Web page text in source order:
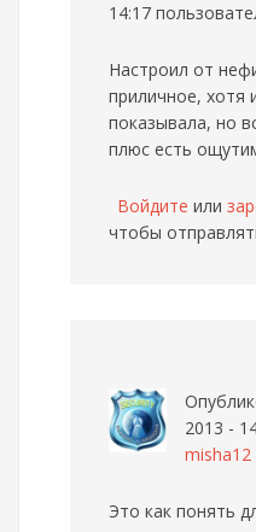
14:17
Настроил от
приличное, хотя
показывала, но
плюс есть
Войдите или
чтобы
2013 -
misha12
Это как понять